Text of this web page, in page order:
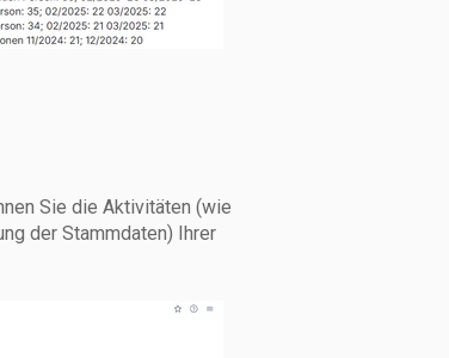
Sie die Aktivitäten (wie
der Stammdaten) Ihrer